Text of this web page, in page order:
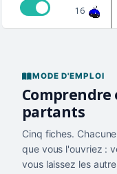
16
MODE D'EMPLOI
partants
Cinq fiches.
que vous l'ouvriez :
vous laissez les